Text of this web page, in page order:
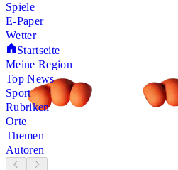
Spiele
E-Paper
Wetter
Startseite
Meine Region
Top News
Sport
Rubriken
Orte
Themen
Autoren